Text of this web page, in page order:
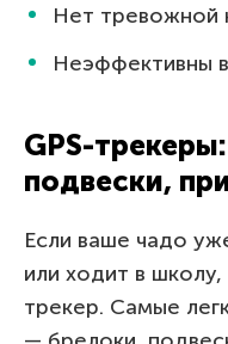
Нет тревожной
Неэффективны
GPS-
подвески,
Если ваше чадо
или ходит в
трекер. Самые